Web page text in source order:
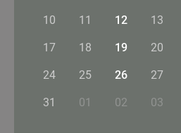
10 11 12 13
17 18 19 20
24 25 26 27
31 01 02 03